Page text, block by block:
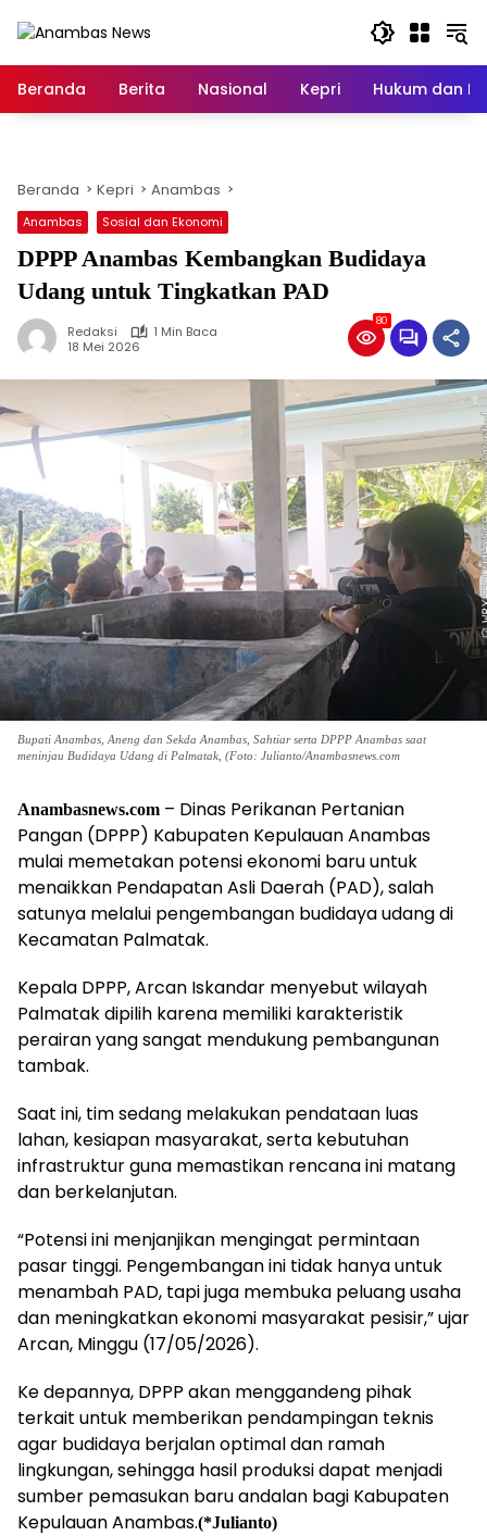
Beranda
Berita Nasional Kepri Hukum dan
Beranda Kepri Anambas
Anambas Sosial dan Ekonomi
DPPP Anambas Kembangkan Budidaya
Udang untuk Tingkatkan PAD
Redaksi
1 Min Baca
18 Mei 2026
80
Bupati Anambas, Aneng dan Sekda Anambas, Sahtiar serta DPPP Anambas saat
meninjau Budidaya Udang di Palmatak, (Foto: Julianto/Anambasnews.com
Anambasnews.com – Dinas Perikanan Pertanian
Pangan (DPPP) Kabupaten Kepulauan Anambas
mulai memetakan potensi ekonomi baru untuk
menaikkan Pendapatan Asli Daerah (PAD), salah
satunya melalui pengembangan budidaya udang di
Kecamatan Palmatak.
Kepala DPPP, Arcan Iskandar menyebut wilayah
Palmatak dipilih karena memiliki karakteristik
perairan yang sangat mendukung pembangunan
tambak.
Saat ini, tim sedang melakukan pendataan luas
lahan, kesiapan masyarakat, serta kebutuhan
infrastruktur guna memastikan rencana ini matang
dan berkelanjutan.
“Potensi ini menjanjikan mengingat permintaan
pasar tinggi. Pengembangan ini tidak hanya untuk
menambah PAD, tapi juga membuka peluang usaha
dan meningkatkan ekonomi masyarakat pesisir,” ujar
Arcan, Minggu (17/05/2026).
Ke depannya, DPPP akan menggandeng pihak
terkait untuk memberikan pendampingan teknis
agar budidaya berjalan optimal dan ramah
lingkungan, sehingga hasil produksi dapat menjadi
sumber pemasukan baru andalan bagi Kabupaten
Kepulauan Anambas.(*Julianto)